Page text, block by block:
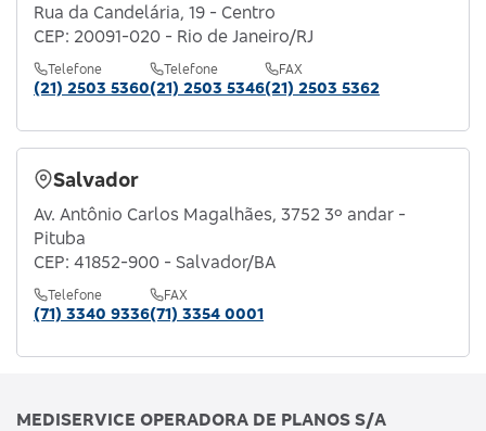
Rua da Candelária, 19 - Centro
CEP: 20091-020 - Rio de Janeiro/RJ
Telefone
(21) 2503 5360
Telefone
(21) 2503 5346
FAX
(21) 2503 5362
Salvador
Av. Antônio Carlos Magalhães, 3752 3º andar -
Pituba
CEP: 41852-900 - Salvador/BA
Telefone
(71) 3340 9336
FAX
(71) 3354 0001
MEDISERVICE OPERADORA DE PLANOS S/A